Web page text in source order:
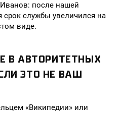
после нашей
срок службы увеличился на
виде.
В АВТОРИТЕТНЫХ
ЭТО НЕ ВАШ
«Википедии» или